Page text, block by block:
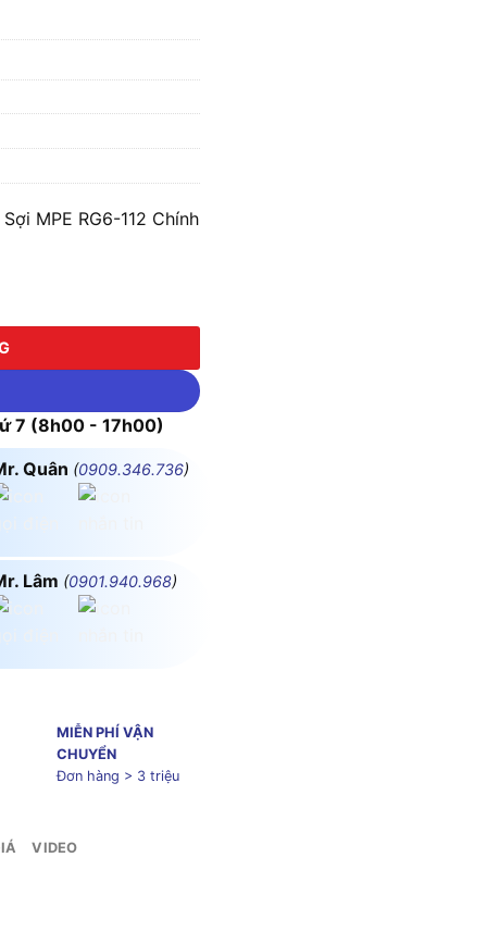
MPE RG6-112 Chính
7 (8h00 - 17h00)
Quân (0909.346.736)
Lâm (0901.940.968)
MIỄN PHÍ VẬN
CHUYỂN
Đơn hàng > 3 triệu
VIDEO